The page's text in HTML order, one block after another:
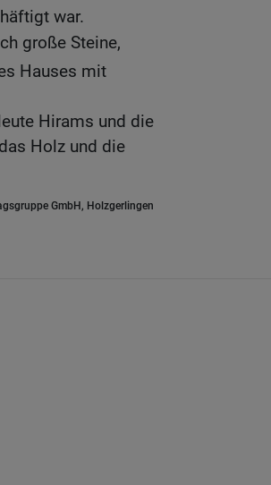
war.
große Steine,
Hauses mit
Hirams und die
Holz und die
GmbH, Holzgerlingen